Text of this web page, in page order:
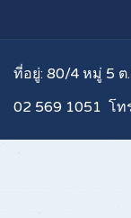
ที่อยู่: 80/4 หมู่ 5
02 569 1051 โ